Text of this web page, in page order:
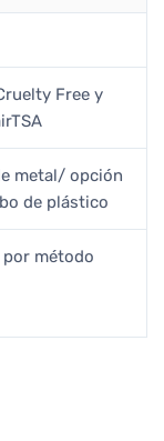
Free y
metal/ opción
de plástico
método